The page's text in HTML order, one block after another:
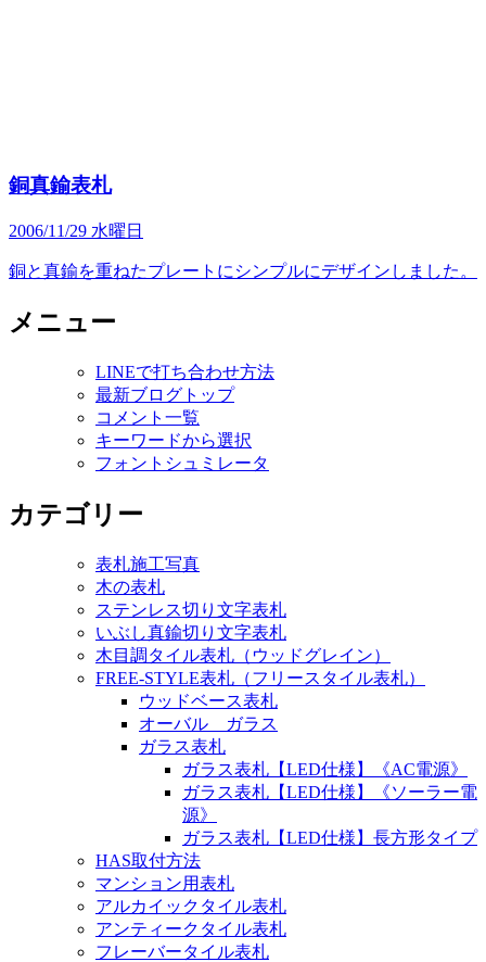
銅真鍮表札
2006/11/29 水曜日
銅と真鍮を重ねたプレートにシンプルにデザインしました。
メニュー
LINEで打ち合わせ方法
最新ブログトップ
コメント一覧
キーワードから選択
フォントシュミレータ
カテゴリー
表札施工写真
木の表札
ステンレス切り文字表札
いぶし真鍮切り文字表札
木目調タイル表札（ウッドグレイン）
FREE-STYLE表札（フリースタイル表札）
ウッドベース表札
オーバル ガラス
ガラス表札
ガラス表札【LED仕様】《AC電源》
ガラス表札【LED仕様】《ソーラー電
源》
ガラス表札【LED仕様】長方形タイプ
HAS取付方法
マンション用表札
アルカイックタイル表札
アンティークタイル表札
フレーバータイル表札